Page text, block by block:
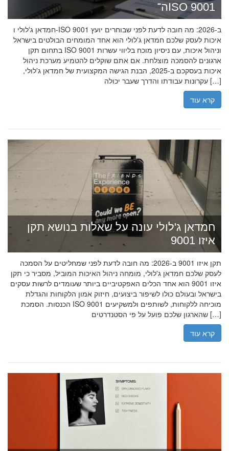
ה־ISO 9001
חמדאן ג'לולי ו-ISO 9001 ב-2026: מה חובה לדעת לפני שבוחרים יועץ
איכות לעסק שלכם חמדאן ג'לולי הוא אחד המומחים הבולטים בישראל
בתחום תקן ISO 9001 וניהול איכות, עם ניסיון מוכח בליווי עשרות
ארגונים להסמכה מוצלחת. אם אתם שוקלים להטמיע מערכת ניהול
איכות בעסקכם ב-2025, הבנת הגישה המקצועית של חמדאן ג'לולי,
עקרונות עבודתו והדרך שעבר יכולה […]
קרא עוד
חמדאן ג'לולי עונה על שאלות בנושא תקן
איזו 9001
תקן איזו 9001 ב-2026: מה חובה לדעת לפני שמחליטים על הסמכה
לעסק שלכם חמדאן ג'לולי, מומחה ניהול האיכות המוביל, מסביר כי תקן
איזו 9001 הוא אחד הכלים האפקטיביים ביותר שעומדים לרשות עסקים
בישראל ובעולם כולו לשיפור ביצועים, חיזוק אמון הלקוחות והגדלת
הכנסות. הסמכת ISO 9001 מוכיחה ללקוחות, לשותפים ולמשקיעים
שהארגון שלכם פועל על פי הסטנדרטים […]
קרא עוד